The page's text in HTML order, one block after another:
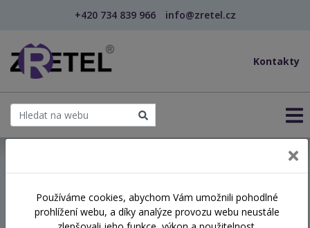
+420 734 839 966 info@zretel.cz
Kontakty
Práce s emocemi v
Používáme cookies, abychom Vám umožnili pohodlné
prohlížení webu, a díky analýze provozu webu neustále